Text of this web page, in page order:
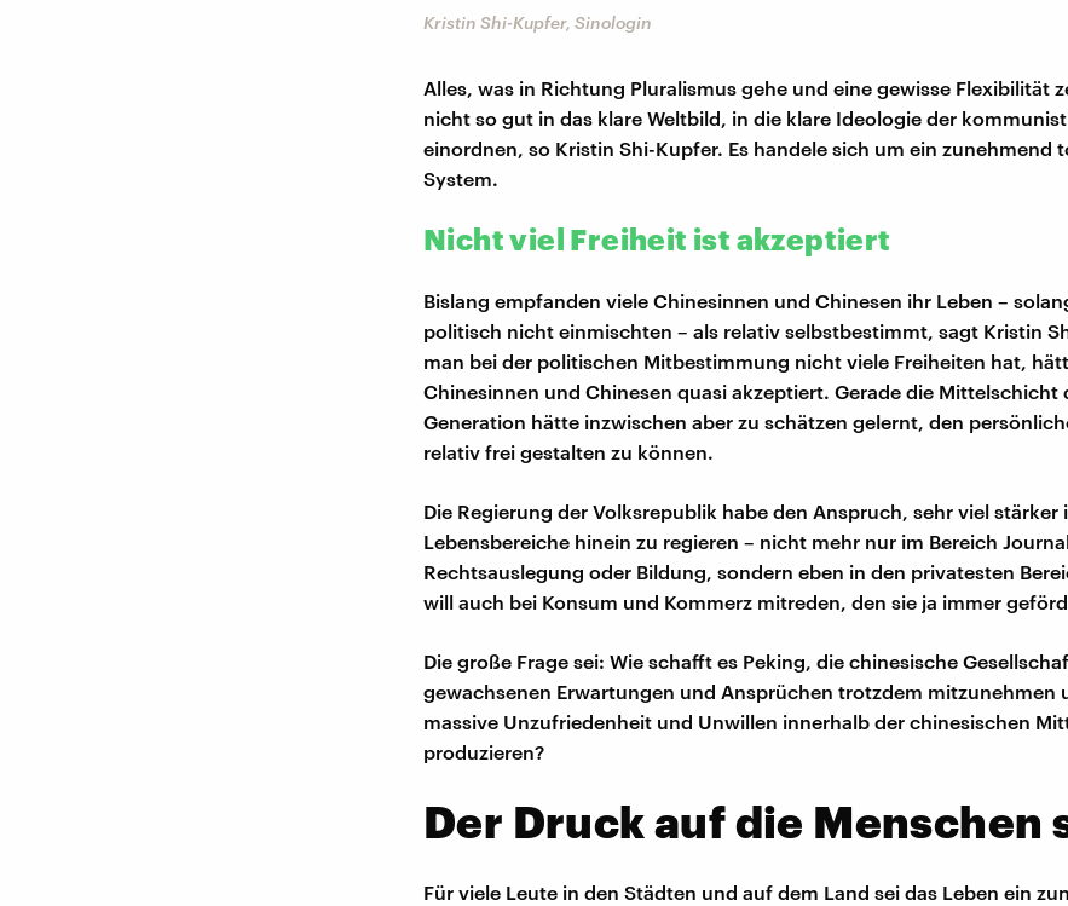
Kristin Shi-Kupfer, Sinologin
Alles, was in Richtung Pluralismus gehe und eine gewisse Flexibilität
nicht so gut in das klare Weltbild, in die klare Ideologie der
einordnen, so Kristin Shi-Kupfer. Es handele sich um ein zunehmend
System.
Nicht viel Freiheit ist akzeptiert
Bislang empfanden viele Chinesinnen und Chinesen ihr Leben –
politisch nicht einmischten – als relativ selbstbestimmt, sagt Kristin
man bei der politischen Mitbestimmung nicht viele Freiheiten hat,
Chinesinnen und Chinesen quasi akzeptiert. Gerade die Mittelschicht
Generation hätte inzwischen aber zu schätzen gelernt, den
relativ frei gestalten zu können.
Die Regierung der Volksrepublik habe den Anspruch, sehr viel stärker
Lebensbereiche hinein zu regieren – nicht mehr nur im Bereich
Rechtsauslegung oder Bildung, sondern eben in den privatesten
will auch bei Konsum und Kommerz mitreden, den sie ja immer
Die große Frage sei: Wie schafft es Peking, die chinesische
gewachsenen Erwartungen und Ansprüchen trotzdem mitzunehmen
massive Unzufriedenheit und Unwillen innerhalb der chinesischen
produzieren?
Der Druck auf die Menschen
Für viele Leute in den Städten und auf dem Land sei das Leben ein